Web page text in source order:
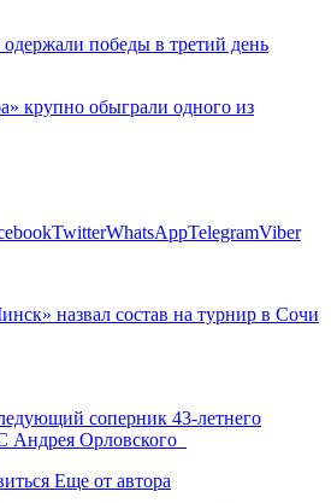
победы в третий день
крупно обыграли одного из
TwitterWhatsAppTelegramViber
назвал состав на турнир в Сочи
соперник 43-летнего
Андрея Орловского
Еще от автора